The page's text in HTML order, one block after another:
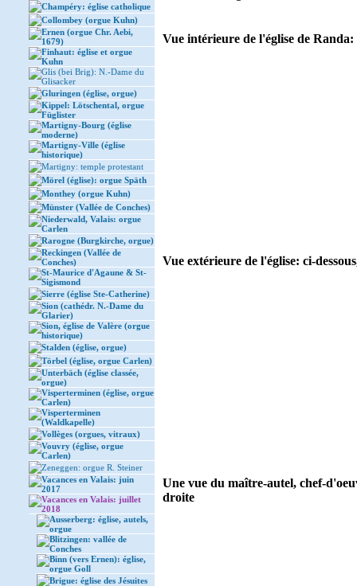
Champéry: église catholique
Collombey (orgue Kuhn)
Ernen (orgue Chr. Aebi,
1679)
Finhaut: église et orgue
Kuhn
Glis (bei Brig): N.-Dame du
Glisacker
Gluringen (église, orgue)
Kippel: Lötschental, orgue
Füglister
Martigny-Bourg (église
moderne)
Martigny-Ville (église
historique)
Martigny: temple protestant
Mörel (église): orgue Späth
Monthey (orgue Kuhn)
Münster (Vallée de Conches)
Niederwald, Valais: orgue
Carlen
Rarogne (Burgkirche, orgue)
Reckingen (Vallée de
Conches)
St-Maurice d'Agaune & St-
Sigismond
Sierre (église Ste-Catherine)
Sion (cathédr. N.-Dame du
Glarier)
Sion, église de Valère (orgue
historique)
Stalden (église, orgue)
Törbel (église, orgue Carlen)
Unterbäch (église classée,
orgue)
Visperterminen (église, orgue
Carlen)
Visperterminen
(Waldkapelle)
Vollèges (orgues, vitraux)
Vouvry (église, orgue
Carlen)
Zeneggen: orgue R. Steiner
Vacances en Valais: juin
2017
Vacances en Valais: juillet
2018
Ausserberg: église, autels,
orgue
Blitzingen: vallée de
Conches
Binn (vers Ernen): église,
orgue Goll
Brigue: église des Jésuites
Vue intérieure de l'église de Randa:
Vue extérieure de l'église: ci-
Une vue du maître-autel, chef-
droite